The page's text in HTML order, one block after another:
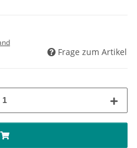
Frage zum Artikel